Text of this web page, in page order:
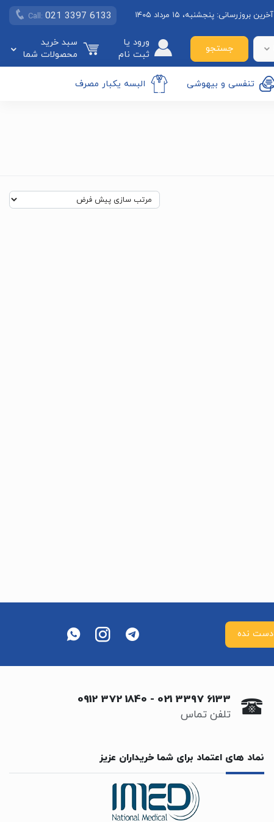
آخرین بروزرسانی: پنجشنبه، ۱۵ مرداد ۱۴۰۵ Call: 021 3397 6133
جستجو
ورود یا
ثبت نام
سبد خرید
محصولات شما
تنفسی و بیهوشی البسه یکبار مصرف
021 3397 6133
-
0912 372 1840
تلفن تماس
نماد های اعتماد برای شما خریداران عزیز